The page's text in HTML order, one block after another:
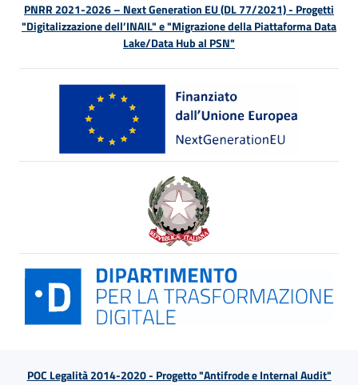
PNRR 2021-2026 – Next Generation EU (DL 77/2021) - Progetti
"Digitalizzazione dell’INAIL" e "Migrazione della Piattaforma Data
Lake/Data Hub al PSN"
POC Legalità 2014-2020 - Progetto "Antifrode e Internal Audit"